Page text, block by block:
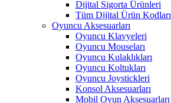
Dijital Sigorta Ürünleri
Tüm Dijital Ürün Kodları
Oyuncu Aksesuarları
Oyuncu Klavyeleri
Oyuncu Mouseları
Oyuncu Kulaklıkları
Oyuncu Koltukları
Oyuncu Joystickleri
Konsol Aksesuarları
Mobil Oyun Aksesuarları